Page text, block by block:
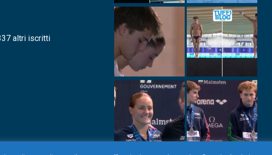
altri iscritti